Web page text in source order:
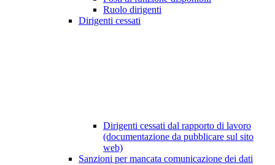
Ruolo dirigenti
Dirigenti cessati
Dirigenti cessati dal rapporto di lavoro
(documentazione da pubblicare sul sito
web)
Sanzioni per mancata comunicazione dei dati